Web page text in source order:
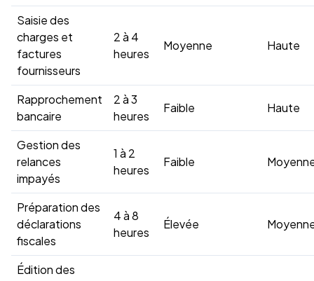
Saisie des
charges et
factures
fournisseurs
2 à 4
heures
Moyenne Haute
Rapprochement
bancaire
2 à 3
heures
Faible Haute
Gestion des
relances
impayés
1 à 2
heures
Faible
Préparation des
déclarations
fiscales
4 à 8
heures
Élevée
Édition des